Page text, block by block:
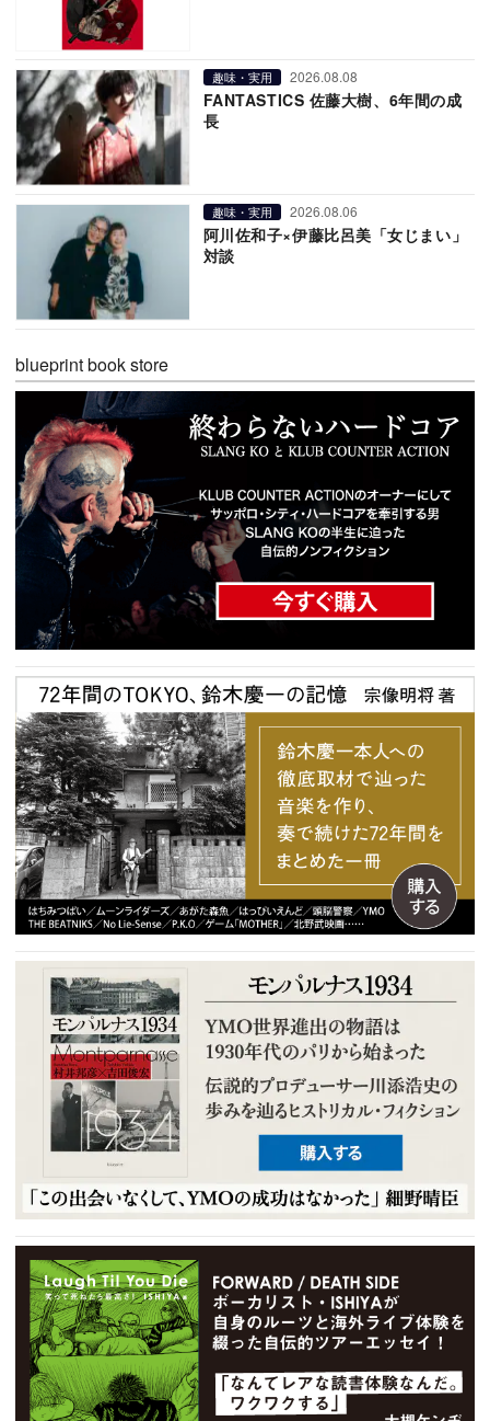
趣味・実用 2026.08.08
FANTASTICS 佐藤大樹、6年間の成
長
趣味・実用 2026.08.06
阿川佐和子×伊藤比呂美「女じまい」
対談
blueprint book store